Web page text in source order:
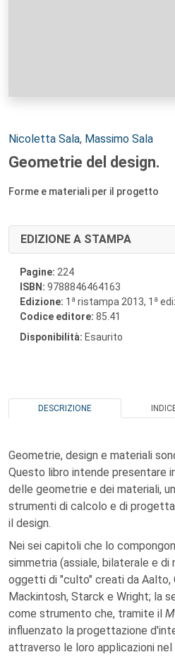
Autori:
Nicoletta Sala, Massimo Sala
Geometrie del design.
Forme e materiali per il progetto
EDIZIONE A STAMPA
Pagine: 224
ISBN: 9788846464163
Edizione: 1 a ristampa 2013, 1 a
Codice editore: 85.41
Disponibilità: Esaurito
DESCRIZIONE
Geometrie, design e materiali
Questo libro intende presentare
delle geometrie e dei materiali,
strumenti di calcolo e di
il design.
Nei sei capitoli che lo
simmetria (assiale, bilaterale e
oggetti di "culto" creati da Aalto,
Mackintosh, Starck e Wright; la
come strumento che, tramite il
influenzato la progettazione
attraverso le loro applicazioni nel